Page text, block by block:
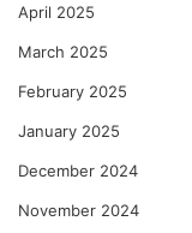
April 2025
March 2025
February 2025
January 2025
December 2024
November 2024